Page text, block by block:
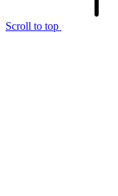
Scroll to top